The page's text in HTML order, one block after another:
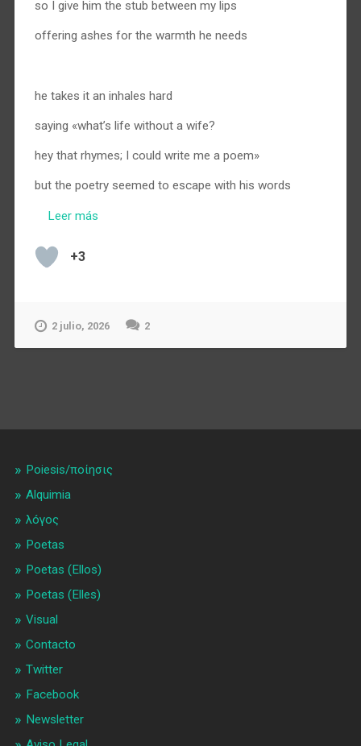
so I give him the stub between my lips
offering ashes for the warmth he needs
he takes it an inhales hard
saying «what’s life without a wife?
hey that rhymes; I could write me a poem»
but the poetry seemed to escape with his words
Leer más
+3
2 julio, 2026 2
Poiesis/ποίησις
Alquimia
λóγος
Poetas
Poetas (Ellos)
Poetas (Elles)
Visual
Contacto
Twitter
Facebook
Newsletter